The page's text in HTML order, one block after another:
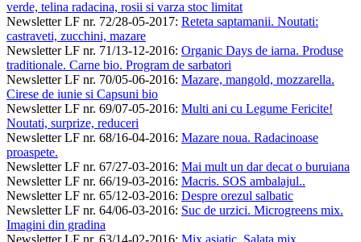
verde, telina radacina, rosii si varza stoc limitat
Newsletter LF nr. 72/28-05-2017: Reteta saptamanii. Noutati:
castraveti, zucchini, mazare
Newsletter LF nr. 71/13-12-2016: Organic Days de iarna. Produse
traditionale. Carne bio. Program de sarbatori
Newsletter LF nr. 70/05-06-2016: Mazare, mangold, mozzarella.
Cirese de iunie si Capsuni bio
Newsletter LF nr. 69/07-05-2016: Multi ani cu Legume Fericite!
Noutati, surprize, reduceri
Newsletter LF nr. 68/16-04-2016: Mazare noua. Radacinoase
proaspete.
Newsletter LF nr. 67/27-03-2016: Mai mult un dar decat o buruiana
Newsletter LF nr. 66/19-03-2016: Macris. SOS ambalajul..
Newsletter LF nr. 65/12-03-2016: Despre orezul salbatic
Newsletter LF nr. 64/06-03-2016: Suc de urzici. Microgreens mix.
Imagini din gradina
Newsletter LF nr. 63/14-02-2016: Mix asiatic. Salata mix.